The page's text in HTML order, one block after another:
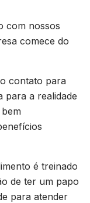
com nossos
comece do
contato para
para a realidade
é treinado
de ter um papo
para atender